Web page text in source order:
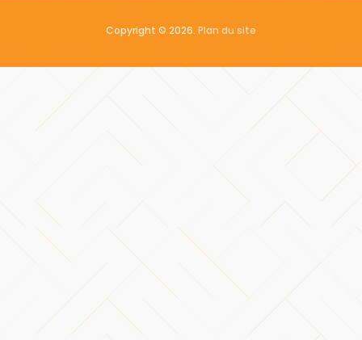
Copyright © 2026. Plan du site